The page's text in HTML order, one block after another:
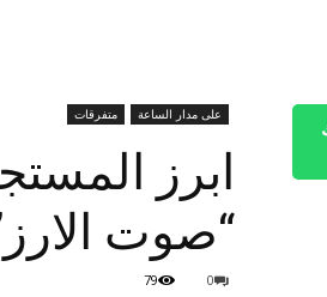
على مدار الساعة متفرقات
ابرز
“صوت
0
79